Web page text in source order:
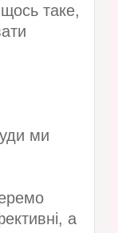
таке,
ми
а